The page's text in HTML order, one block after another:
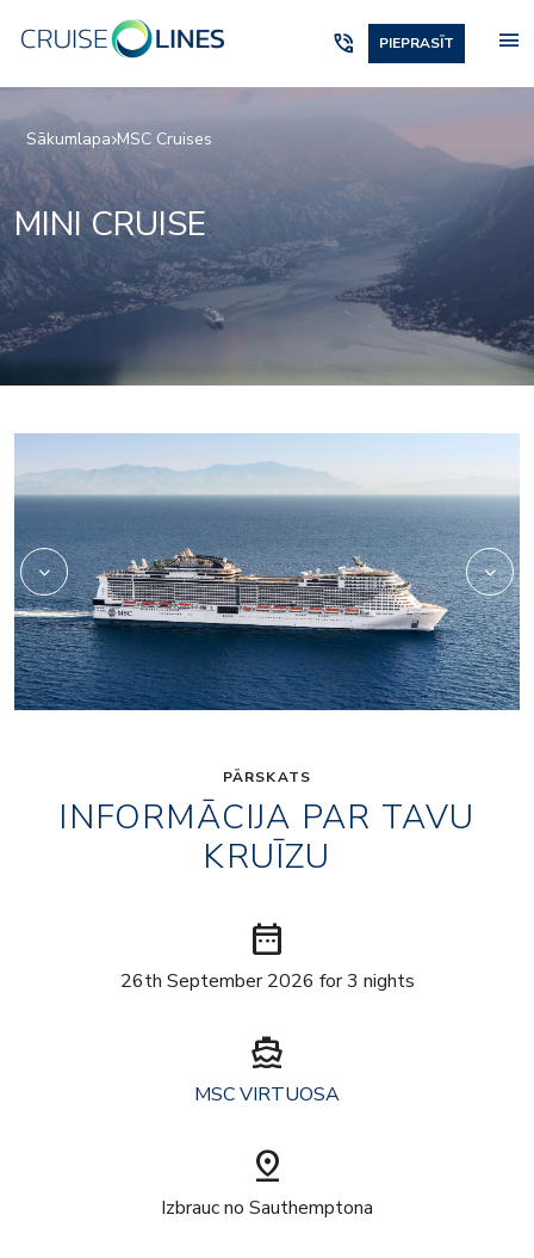
phone_in_talk PIEPRASĪT menu
Sākumlapa MSC Cruises
MINI CRUISE
PĀRSKATS
INFORMĀCIJA PAR TAVU
KRUĪZU
date_range
26th September 2026 for 3 nights
directions_boat
MSC VIRTUOSA
pin_drop
Izbrauc no Sauthemptona